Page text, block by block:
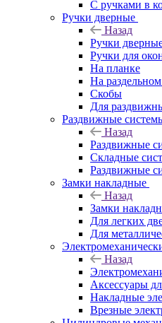
С ручками в
Ручки дверные
Назад
Ручки
Ручки для
На планке
На
Скобы
Для
Раздвижные
Назад
Раздвижные
Складные
Раздвижные
Замки накладные
Назад
Замки
Для легких
Для
Назад
Аксессуары
Накладные
Врезные